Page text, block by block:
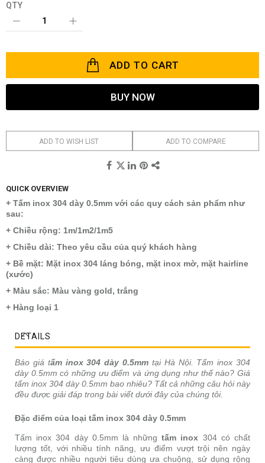
QTY
ADD TO CART
BUY NOW
ADD TO WISH LIST ADD TO COMPARE
QUICK OVERVIEW
+ Tấm inox 304 dày 0.5mm với các quy cách sản phẩm như
sau:
+ Chiều rộng: 1m/1m2/1m5
+ Chiều dài: Theo yêu cầu của quý khách hàng
+ Bề mặt: Mặt inox 304 láng bóng, mặt inox mờ, mặt hairline
(xước)
+ Màu sắc: Màu vàng gold, trắng
+ Hàng loại 1
DETAILS
Báo giá tấm inox 304 dày 0.5mm tại Hà Nội. Tấm inox 304
dày 0.5mm có những ưu điểm và ứng dụng như thế nào? Giá
tấm inox 304 dày 0.5mm bao nhiêu? Tất cả những câu hỏi này
đều được giải đáp trong bài viết dưới đây của chúng tôi.
Đặc điểm của loại tấm inox 304 dày 0.5mm
Tấm inox 304 dày 0.5mm là nhữngtấm inox 304 có chất
lượng tốt, với nhiều tính năng, ưu điểm vượt trội nên ngày
càng được nhiều người tiêu dùng ưa chuộng, sử dụng rộng